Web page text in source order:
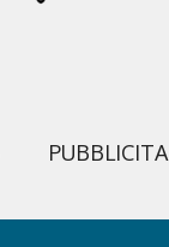
PUBBLICITA